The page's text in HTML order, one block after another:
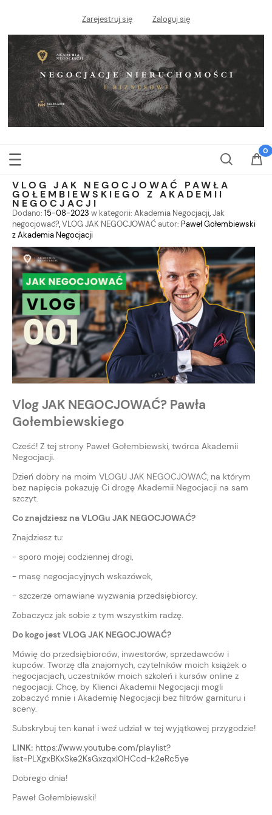
Zarejestruj się Zaloguj się
VLOG JAK NEGOCJOWAĆ PAWŁA
GOŁEMBIEWSKIEGO Z AKADEMII
NEGOCJACJI
Dodano: 15-08-2023 w kategorii: Akademia Negocjacji,Jak
negocjować?,VLOG JAK NEGOCJOWAĆautor: Paweł Gołembiewski
z Akademia Negocjacji
Vlog JAK NEGOCJOWAĆ? Pawła
Gołembiewskiego
Cześć! Z tej strony Paweł Gołembiewski, twórca Akademii
Negocjacji.
Dzień dobry na moim VLOGU JAK NEGOCJOWAĆ, na którym
bez napięcia pokazuję Ci drogę Akademii Negocjacji na sam
szczyt.
Co znajdziesz na VLOGu JAK NEGOCJOWAĆ?
Znajdziesz tu:
- sporo mojej codziennej drogi,
- masę negocjacyjnych wskazówek,
- szczerze omawiane wyzwania przedsiębiorcy.
Zobaczycz jak sobie z tym wszystkim radzę.
Do kogo jest VLOG JAK NEGOCJOWAĆ?
Mówię do przedsiębiorców, inwestorów, sprzedawców i
kupców. Tworzę dla znajomych, czytelników moich książek o
negocjacjach, uczestników moich szkoleń i kursów online z
negocjacji. Chcę, by Klienci Akademii Negocjacji mogli
zobaczyć mnie i Akademię Negocjacji bez filtrów garnituru i
sceny.
Subskrybuj ten kanał i weź udział w tej wyjątkowej przygodzie!
LINK: https://www.youtube.com/playlist?
list=PLXgxBKxSke2KsGxzqxl0HCcd-k2eRc5ye
Dobrego dnia!
Paweł Gołembiewski!